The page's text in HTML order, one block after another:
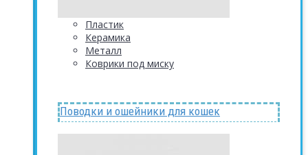
Пластик
Керамика
Металл
Коврики под миску
Поводки и ошейники для кошек